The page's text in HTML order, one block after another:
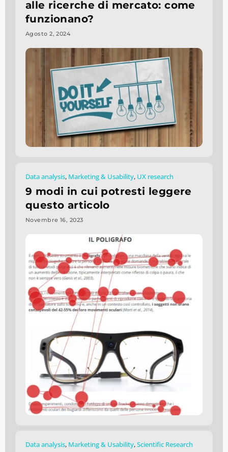
alle ricerche di mercato: come
funzionano?
Agosto 2, 2024
Data analysis, Marketing & Usability, UX research
9 modi in cui potresti leggere
questo articolo
Novembre 16, 2023
Data analysis, Marketing & Usability,Scientific Research